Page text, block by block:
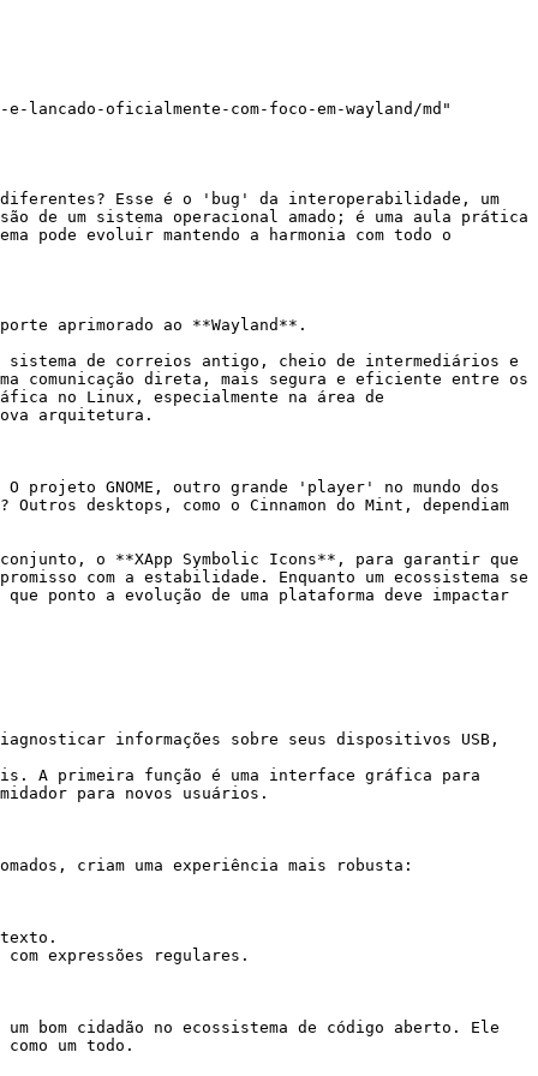
oficialmente-com-foco-em-wayland/md"
diferentes? Esse é o 'bug' da interoperabilidade, um
de um sistema operacional amado; é uma aula prática
pode evoluir mantendo a harmonia com todo o
aprimorado ao **Wayland**.
sistema de correios antigo, cheio de intermediários e
comunicação direta, mais segura e eficiente entre os
no Linux, especialmente na área de
arquitetura.
GNOME, outro grande 'player' no mundo dos
desktops, como o Cinnamon do Mint, dependiam
o **XApp Symbolic Icons**, para garantir que
com a estabilidade. Enquanto um ecossistema se
ponto a evolução de uma plataforma deve impactar
informações sobre seus dispositivos USB,
A primeira função é uma interface gráfica para
para novos usuários.
criam uma experiência mais robusta:
expressões regulares.
bom cidadão no ecossistema de código aberto. Ele
um todo.